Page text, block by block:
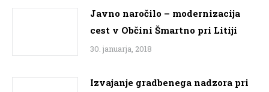
Javno naročilo – modernizacija
cest v Občini Šmartno pri Litiji
30. januarja, 2018
Izvajanje gradbenega nadzora pri